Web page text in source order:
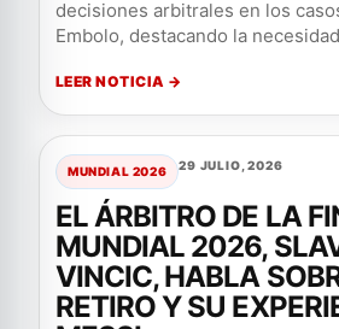
decisiones arbitrales en los
Embolo, destacando la
LEER NOTICIA →
MUNDIAL 2026 29 JULIO, 2026
EL ÁRBITRO DE LA
MUNDIAL 2026,
VINCIC, HABLA
RETIRO Y SU